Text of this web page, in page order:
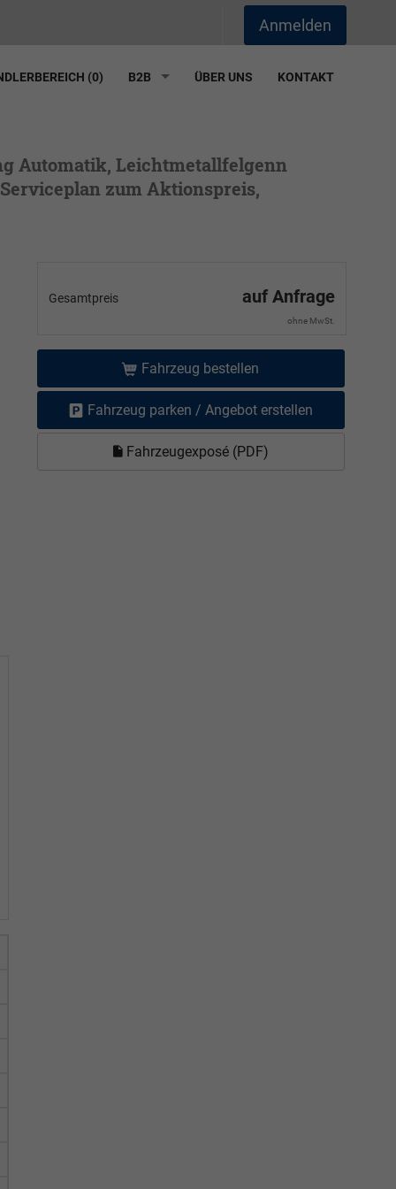
Anmelden
(0) B2B ÜBER UNS KONTAKT
Automatik, Leichtmetallfelgenn
zum Aktionspreis,
Gesamtpreis auf Anfrage
ohne MwSt.
Fahrzeug bestellen
Fahrzeug parken / Angebot erstellen
Fahrzeugexposé (PDF)